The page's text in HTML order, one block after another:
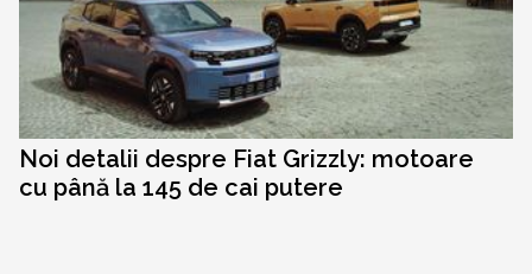
Noi detalii despre Fiat Grizzly: motoare
cu până la 145 de cai putere